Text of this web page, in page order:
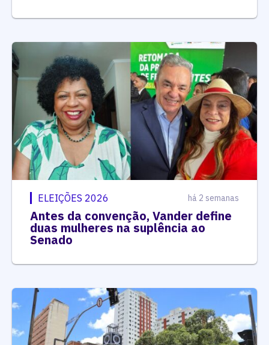
ELEIÇÕES 2026 há 2 semanas
Antes da convenção, Vander define
duas mulheres na suplência ao
Senado